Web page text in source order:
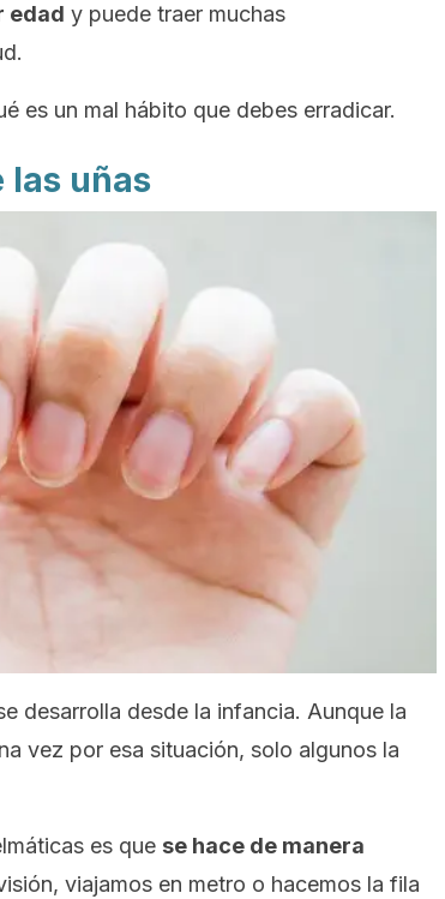
edad y puede traer muchas
es un mal hábito que debes erradicar.
las uñas
desarrolla desde la infancia. Aunque la
vez por esa situación, solo algunos la
es que se hace de manera
viajamos en metro o hacemos la fila